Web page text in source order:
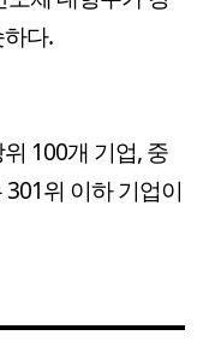
다.
100개 기업, 중
위 이하 기업이